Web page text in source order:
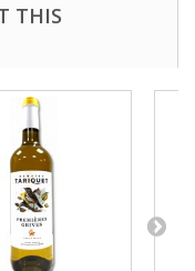
THIS